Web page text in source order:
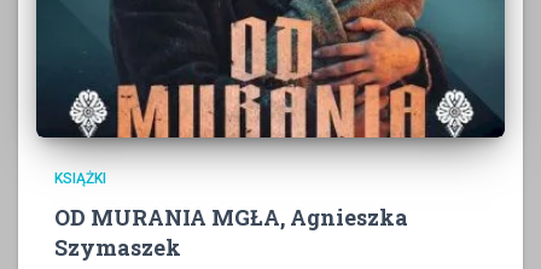
KSIĄŻKI
OD MURANIA MGŁA, Agnieszka
Szymaszek